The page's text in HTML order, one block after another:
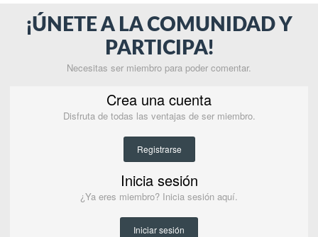
¡ÚNETE A LA COMUNIDAD Y
PARTICIPA!
Necesitas ser miembro para poder comentar.
Crea una cuenta
Disfruta de todas las ventajas de ser miembro.
Registrarse
Inicia sesión
¿Ya eres miembro? Inicia sesión aquí.
Iniciar sesión